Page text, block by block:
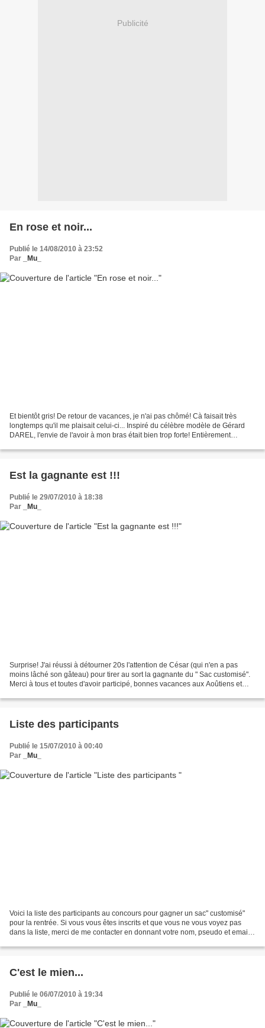
Publicité
En rose et noir...
Publié le 14/08/2010 à 23:52
Par
_Mu_
Et bientôt gris! De retour de vacances, je n'ai pas chômé! Cà faisait très
longtemps qu'il me plaisait celui-ci... Inspiré du célèbre modèle de Gérard
DAREL, l'envie de l'avoir à mon bras était bien trop forte! Entièrement
Est la gagnante est !!!
Publié le 29/07/2010 à 18:38
Par
_Mu_
Surprise! J'ai réussi à détourner 20s l'attention de César (qui n'en a pas
moins lâché son gâteau) pour tirer au sort la gagnante du " Sac customisé".
Merci à tous et toutes d'avoir participé, bonnes vacances aux Aoûtiens et
Liste des participants
Publié le 15/07/2010 à 00:40
Par
_Mu_
Voici la liste des participants au concours pour gagner un sac" customisé"
pour la rentrée. Si vous vous êtes inscrits et que vous ne vous voyez pas
dans la liste, merci de me contacter en donnant votre nom, pseudo et email.
C'est le mien...
Publié le 06/07/2010 à 19:34
Par
_Mu_